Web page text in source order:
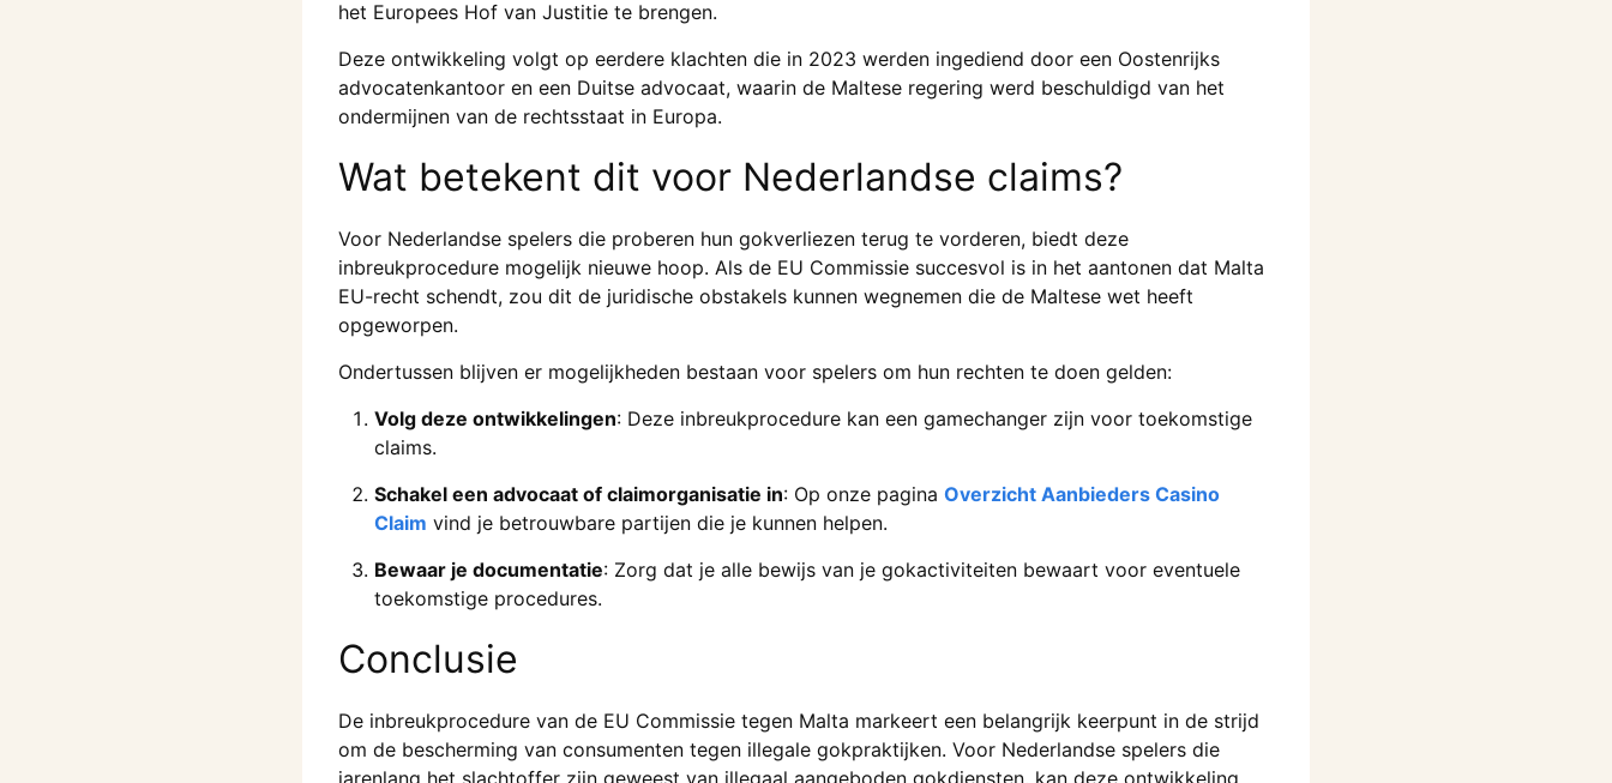
het Europees Hof van Justitie te brengen.
Deze ontwikkeling volgt op eerdere klachten die in 2023 werden ingediend door een Oostenrijks
advocatenkantoor en een Duitse advocaat, waarin de Maltese regering werd beschuldigd van het
ondermijnen van de rechtsstaat in Europa.
Wat betekent dit voor Nederlandse claims?
Voor Nederlandse spelers die proberen hun gokverliezen terug te vorderen, biedt deze
inbreukprocedure mogelijk nieuwe hoop. Als de EU Commissie succesvol is in het aantonen dat Malta
EU-recht schendt, zou dit de juridische obstakels kunnen wegnemen die de Maltese wet heeft
opgeworpen.
Ondertussen blijven er mogelijkheden bestaan voor spelers om hun rechten te doen gelden:
Volg deze ontwikkelingen: Deze inbreukprocedure kan een gamechanger zijn voor toekomstige
claims.
Schakel een advocaat of claimorganisatie in: Op onze pagina Overzicht Aanbieders Casino
Claim vind je betrouwbare partijen die je kunnen helpen.
Bewaar je documentatie: Zorg dat je alle bewijs van je gokactiviteiten bewaart voor eventuele
toekomstige procedures.
Conclusie
De inbreukprocedure van de EU Commissie tegen Malta markeert een belangrijk keerpunt in de strijd
om de bescherming van consumenten tegen illegale gokpraktijken. Voor Nederlandse spelers die